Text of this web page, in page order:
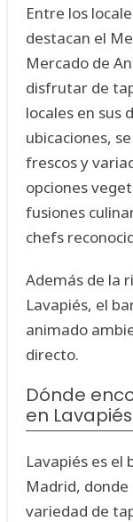
Entre los
destacan el
Mercado de
disfrutar de
locales en sus
ubicaciones,
frescos y
opciones
fusiones
chefs
Además de la
Lavapiés, el
animado
directo.
Dónde
en Lavapiés
Lavapiés es
Madrid,
variedad de